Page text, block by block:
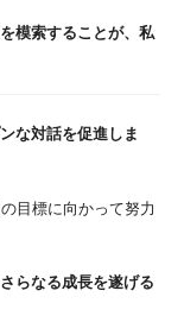
模索することが、私
な対話を促進しま
目標に向かって努力
らなる成長を遂げる